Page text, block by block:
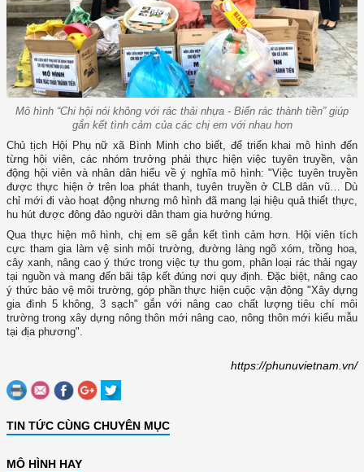
Mô hình “Chi hội nói không với rác thải nhựa - Biến rác thành tiền” giúp
gắn kết tình cảm của các chị em với nhau hơn
Chủ tịch Hội Phụ nữ xã Bình Minh cho biết, để triển khai mô hình đến
từng hội viên, các nhóm trưởng phải thực hiện việc tuyên truyền, vận
động hội viên và nhân dân hiểu về ý nghĩa mô hình: "Việc tuyên truyền
được thực hiện ở trên loa phát thanh, tuyên truyền ở CLB dân vũ… Dù
chỉ mới đi vào hoạt động nhưng mô hình đã mang lại hiệu quả thiết thực,
hu hút được đông đảo người dân tham gia hưởng hứng.
Qua thực hiện mô hình, chị em sẽ gắn kết tình cảm hơn. Hội viên tích
cực tham gia làm vệ sinh môi trường, đường làng ngõ xóm, trồng hoa,
cây xanh, nâng cao ý thức trong việc tự thu gom, phân loại rác thải ngay
tại nguồn và mang đến bãi tập kết đúng nơi quy định. Đặc biệt, nâng cao
ý thức bảo vệ môi trường, góp phần thực hiện cuộc vận động "Xây dựng
gia đình 5 không, 3 sạch" gắn với nâng cao chất lượng tiêu chí môi
trường trong xây dựng nông thôn mới nâng cao, nông thôn mới kiểu mẫu
tại địa phương".
https://phunuvietnam.vn/
TIN TỨC CÙNG CHUYÊN MỤC
MÔ HÌNH HAY